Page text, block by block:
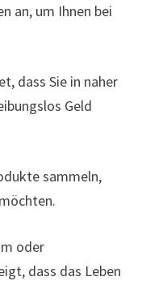
an, um Ihnen bei
dass Sie in naher
Geld
sammeln,
oder
dass das Leben